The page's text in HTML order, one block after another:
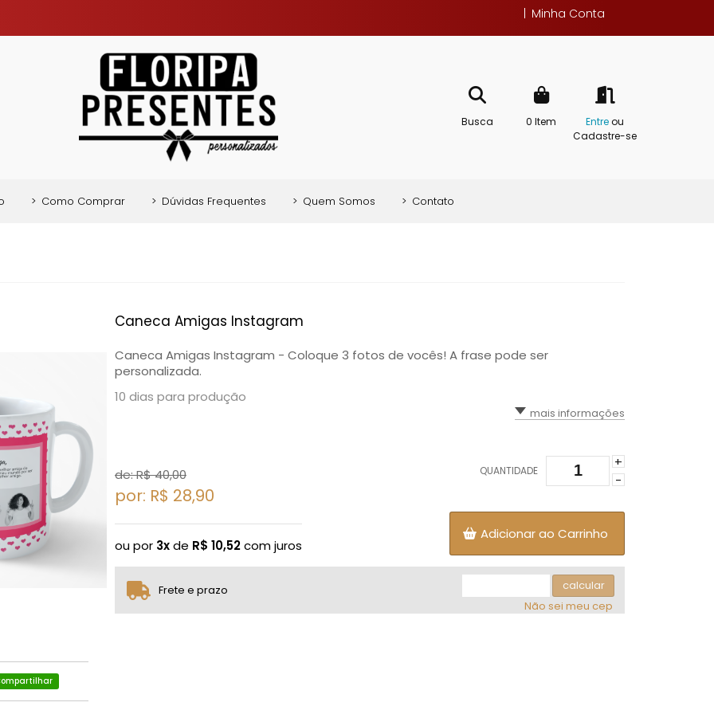
Minha Conta
Busca 0 Item Entreou
Cadastre-se
> Como Comprar > Dúvidas Frequentes > Quem Somos > Contato
Caneca Amigas Instagram
Caneca Amigas Instagram - Coloque 3 fotos de vocês! A frase pode ser
personalizada.
10 dias para produção
mais informações
de: R$40,00
por: R$ 28,90
ou por 3xde R$ 10,52com juros
QUANTIDADE
+
-
Adicionar ao Carrinho
Frete e prazo
calcular
Não sei meu cep